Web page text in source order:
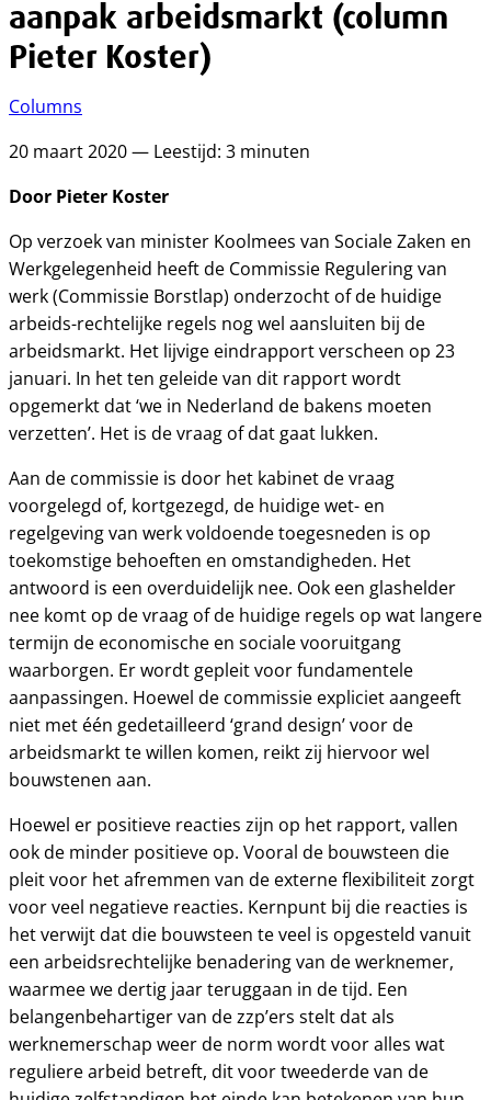
aanpak arbeidsmarkt (column
Pieter Koster)
Columns
20 maart 2020 — Leestijd: 3 minuten
Door Pieter Koster
Op verzoek van minister Koolmees van Sociale Zaken en
Werkgelegenheid heeft de Commissie Regulering van
werk (Commissie Borstlap) onderzocht of de huidige
arbeids-rechtelijke regels nog wel aansluiten bij de
arbeidsmarkt. Het lijvige eindrapport verscheen op 23
januari. In het ten geleide van dit rapport wordt
opgemerkt dat ‘we in Nederland de bakens moeten
verzetten’. Het is de vraag of dat gaat lukken.
Aan de commissie is door het kabinet de vraag
voorgelegd of, kortgezegd, de huidige wet- en
regelgeving van werk voldoende toegesneden is op
toekomstige behoeften en omstandigheden. Het
antwoord is een overduidelijk nee. Ook een glashelder
nee komt op de vraag of de huidige regels op wat langere
termijn de economische en sociale vooruitgang
waarborgen. Er wordt gepleit voor fundamentele
aanpassingen. Hoewel de commissie expliciet aangeeft
niet met één gedetailleerd ‘grand design’ voor de
arbeidsmarkt te willen komen, reikt zij hiervoor wel
bouwstenen aan.
Hoewel er positieve reacties zijn op het rapport, vallen
ook de minder positieve op. Vooral de bouwsteen die
pleit voor het afremmen van de externe flexibiliteit zorgt
voor veel negatieve reacties. Kernpunt bij die reacties is
het verwijt dat die bouwsteen te veel is opgesteld vanuit
een arbeidsrechtelijke benadering van de werknemer,
waarmee we dertig jaar teruggaan in de tijd. Een
belangenbehartiger van de zzp’ers stelt dat als
werknemerschap weer de norm wordt voor alles wat
reguliere arbeid betreft, dit voor tweederde van de